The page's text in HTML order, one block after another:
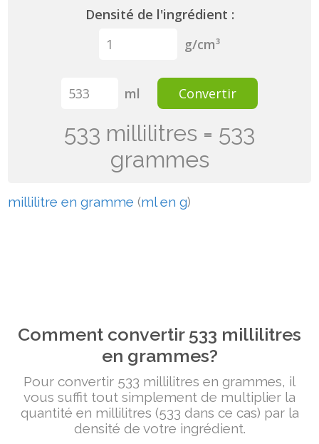
Densité de l'ingrédient :
g/cm³
ml Convertir
533 millilitres = 533
grammes
millilitre en gramme (ml en g)
Comment convertir 533 millilitres
en grammes?
Pour convertir 533 millilitres en grammes, il
vous suffit tout simplement de multiplier la
quantité en millilitres (533 dans ce cas) par la
densité de votre ingrédient.